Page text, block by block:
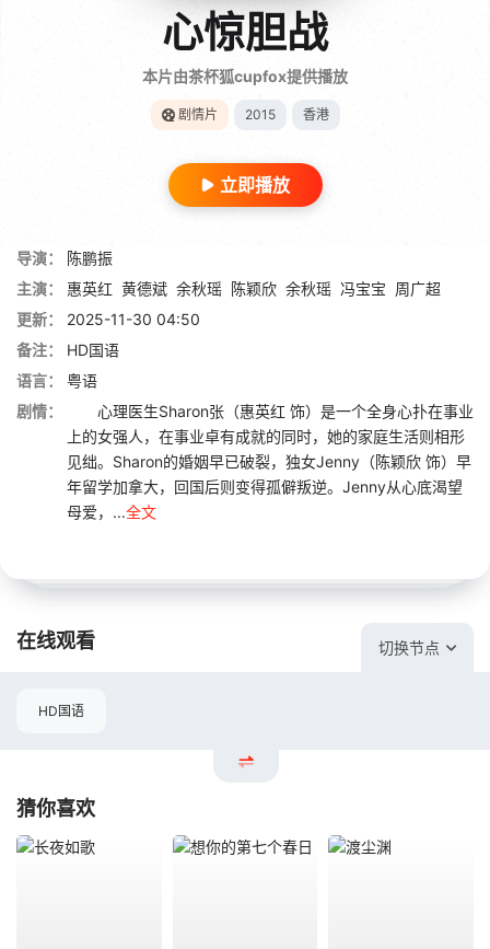
心惊胆战
本片由茶杯狐cupfox提供播放
剧情片 2015 香港
立即播放
导演：
陈鹏振
主演：
惠英红 黄德斌 余秋瑶 陈颖欣 余秋瑶 冯宝宝 周广超
更新：
2025-11-30 04:50
备注：
HD国语
语言：
粤语
剧情：
心理医生Sharon张（惠英红 饰）是一个全身心扑在事业
上的女强人，在事业卓有成就的同时，她的家庭生活则相形
见绌。Sharon的婚姻早已破裂，独女Jenny（陈颖欣 饰）早
年留学加拿大，回国后则变得孤僻叛逆。Jenny从心底渴望
母爱，...全文
在线观看 切换节点
HD国语
猜你喜欢